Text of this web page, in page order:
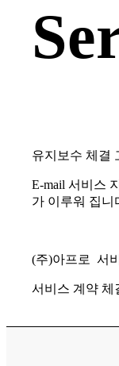
유지보수 체결
E-mail 서비스
가 이루워 집니
(주)아프로 서
서비스 계약 체